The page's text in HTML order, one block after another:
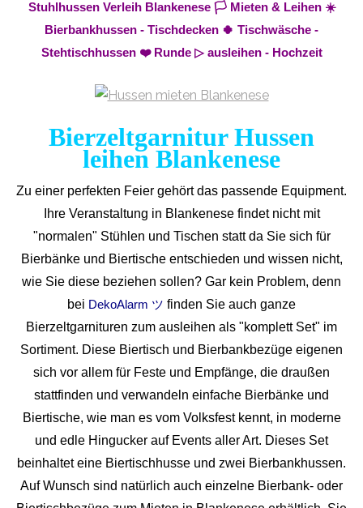
Stuhlhussen Verleih Blankenese 🏳️ Mieten & Leihen ☀️
Bierbankhussen - Tischdecken 🍀 Tischwäsche -
Stehtischhussen ❤️ Runde ▷ ausleihen - Hochzeit
Bierzeltgarnitur Hussen
leihen Blankenese
Zu einer perfekten Feier gehört das passende Equipment.
Ihre Veranstaltung in Blankenese findet nicht mit
"normalen" Stühlen und Tischen statt da Sie sich für
Bierbänke und Biertische entschieden und wissen nicht,
wie Sie diese beziehen sollen? Gar kein Problem, denn
bei DekoAlarm ツ finden Sie auch ganze
Bierzeltgarnituren zum ausleihen als "komplett Set" im
Sortiment. Diese Biertisch und Bierbankbezüge eigenen
sich vor allem für Feste und Empfänge, die draußen
stattfinden und verwandeln einfache Bierbänke und
Biertische, wie man es vom Volksfest kennt, in moderne
und edle Hingucker auf Events aller Art. Dieses Set
beinhaltet eine Biertischhusse und zwei Bierbankhussen.
Auf Wunsch sind natürlich auch einzelne Bierbank- oder